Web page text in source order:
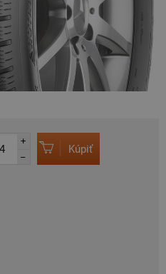
+
–
Kúpiť